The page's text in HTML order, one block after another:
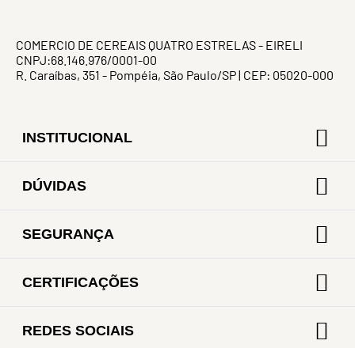
COMERCIO DE CEREAIS QUATRO ESTRELAS - EIRELI
CNPJ:68.146.976/0001-00
R. Caraíbas, 351 - Pompéia, São Paulo/SP | CEP: 05020-000
INSTITUCIONAL
DÚVIDAS
SEGURANÇA
CERTIFICAÇÕES
REDES SOCIAIS